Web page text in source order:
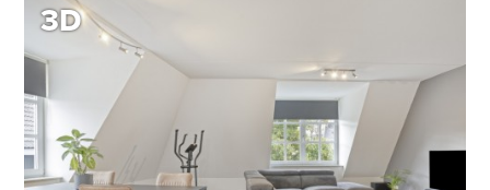
BEL ONS
MAKELAARDIJ
3D